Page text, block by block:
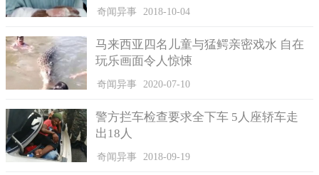
有。
强，置身于三名主角的危机环境之中，感官刺激非常大。
跟同类型的电影有所不同的是，这部影片没有采用大面积的
恐怖画面进行视觉冲击，更多的是那些神秘的生物一闪而过，并
没有正面的显示，但是这样反而更容易激发观众的好奇心，牢牢
抓住观众的胃口。
影片持续紧张压抑的氛围，慢慢的剧情在最后几分钟推向了
高潮，真的不到最后一刻猜不到结局，这种故事走向手法吊足了
奇闻异事 2018-10-04
马来西亚四名儿童与猛鳄亲密戏水 自在
玩乐画面令人惊悚
奇闻异事 2020-07-10
警方拦车检查要求全下车 5人座轿车走
出18人
奇闻异事 2018-09-19